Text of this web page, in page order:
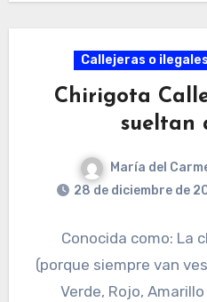
Callejeras o ilegales
Chirigota
sueltan
María del
28 de diciembre de
Conocida como: La
(porque siempre van
Verde, Rojo,